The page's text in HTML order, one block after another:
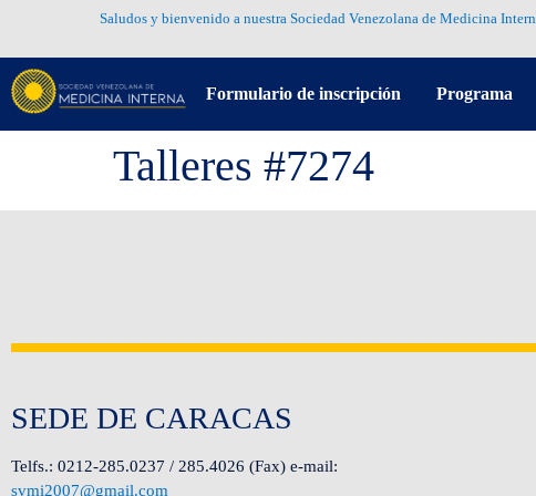
Saludos y bienvenido a nuestra Sociedad Venezolana de Medicina
Formulario de inscripción Programa
Talleres #7274
SEDE DE CARACAS
Telfs.: 0212-285.0237 / 285.4026 (Fax) e-mail:
svmi2007@gmail.com